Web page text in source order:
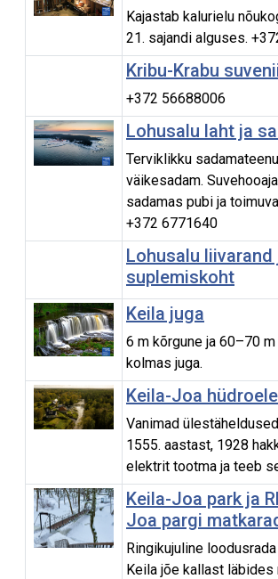
Kajastab kalurielu
21. sajandi alguses.
Kribu-Krabu
+372 56688006
Lohusalu laht ja
Terviklikku
väikesadam.
sadamas pubi ja
+372 6771640
Lohusalu liivarand
suplemiskoht
Keila juga
6 m kõrgune ja 60–70
kolmas juga.
Keila-Joa
Vanimad
1555. aastast, 1928
elektrit tootma ja teeb
Keila-Joa park ja
Joa pargi
Ringikujuline
Keila jõe kallast